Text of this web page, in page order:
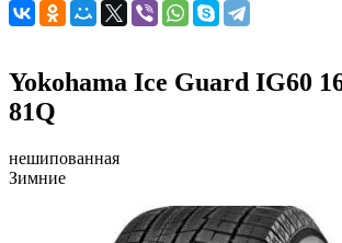
Yokohama Ice Guard IG60
81Q
нешипованная
Зимние